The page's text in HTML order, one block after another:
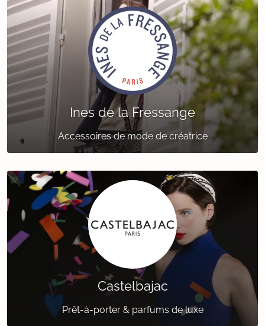
Ines de la Fressange
Accessoires de mode de créatrice
Castelbajac
Prêt-à-porter & parfums de luxe